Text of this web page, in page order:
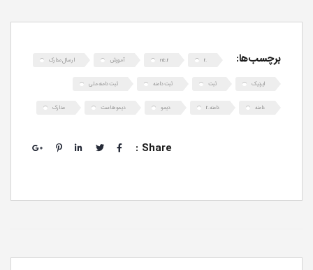
برچسب‌ها: .ir
nic.ir آموزش ارسال مدارک
ایرنیک ثبت ثبت دامنه ثبت دامنه ملی
دامنه دامنه .ir دیمو دیمو هاست مدارک
Share :